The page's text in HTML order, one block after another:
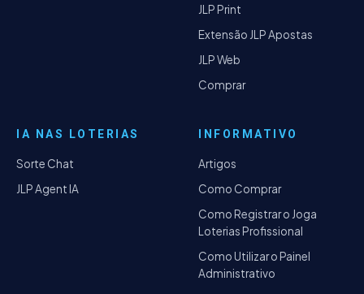
JLP Print
Extensão JLP Apostas
JLP Web
Comprar
IA NAS LOTERIAS
Sorte Chat
JLP Agent IA
INFORMATIVO
Artigos
Como Comprar
Como Registrar o Joga
Loterias Profissional
Como Utilizar o Painel
Administrativo